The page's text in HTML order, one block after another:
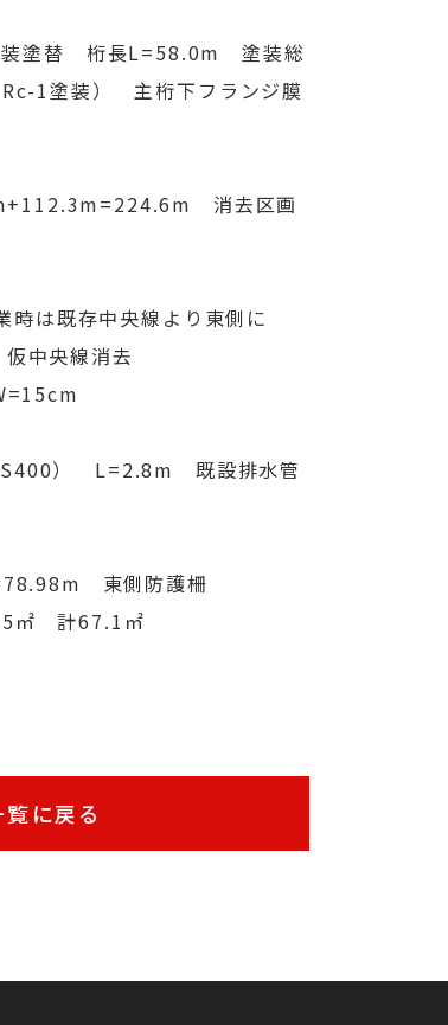
塗替 桁長L=58.0m 塗装総
1塗装） 主桁下フランジ膜
消去区画
は既存中央線より東側に
中央線消去
） L=2.8m 既設排水管
東側防護柵
㎡ 計67.1㎡
に戻る